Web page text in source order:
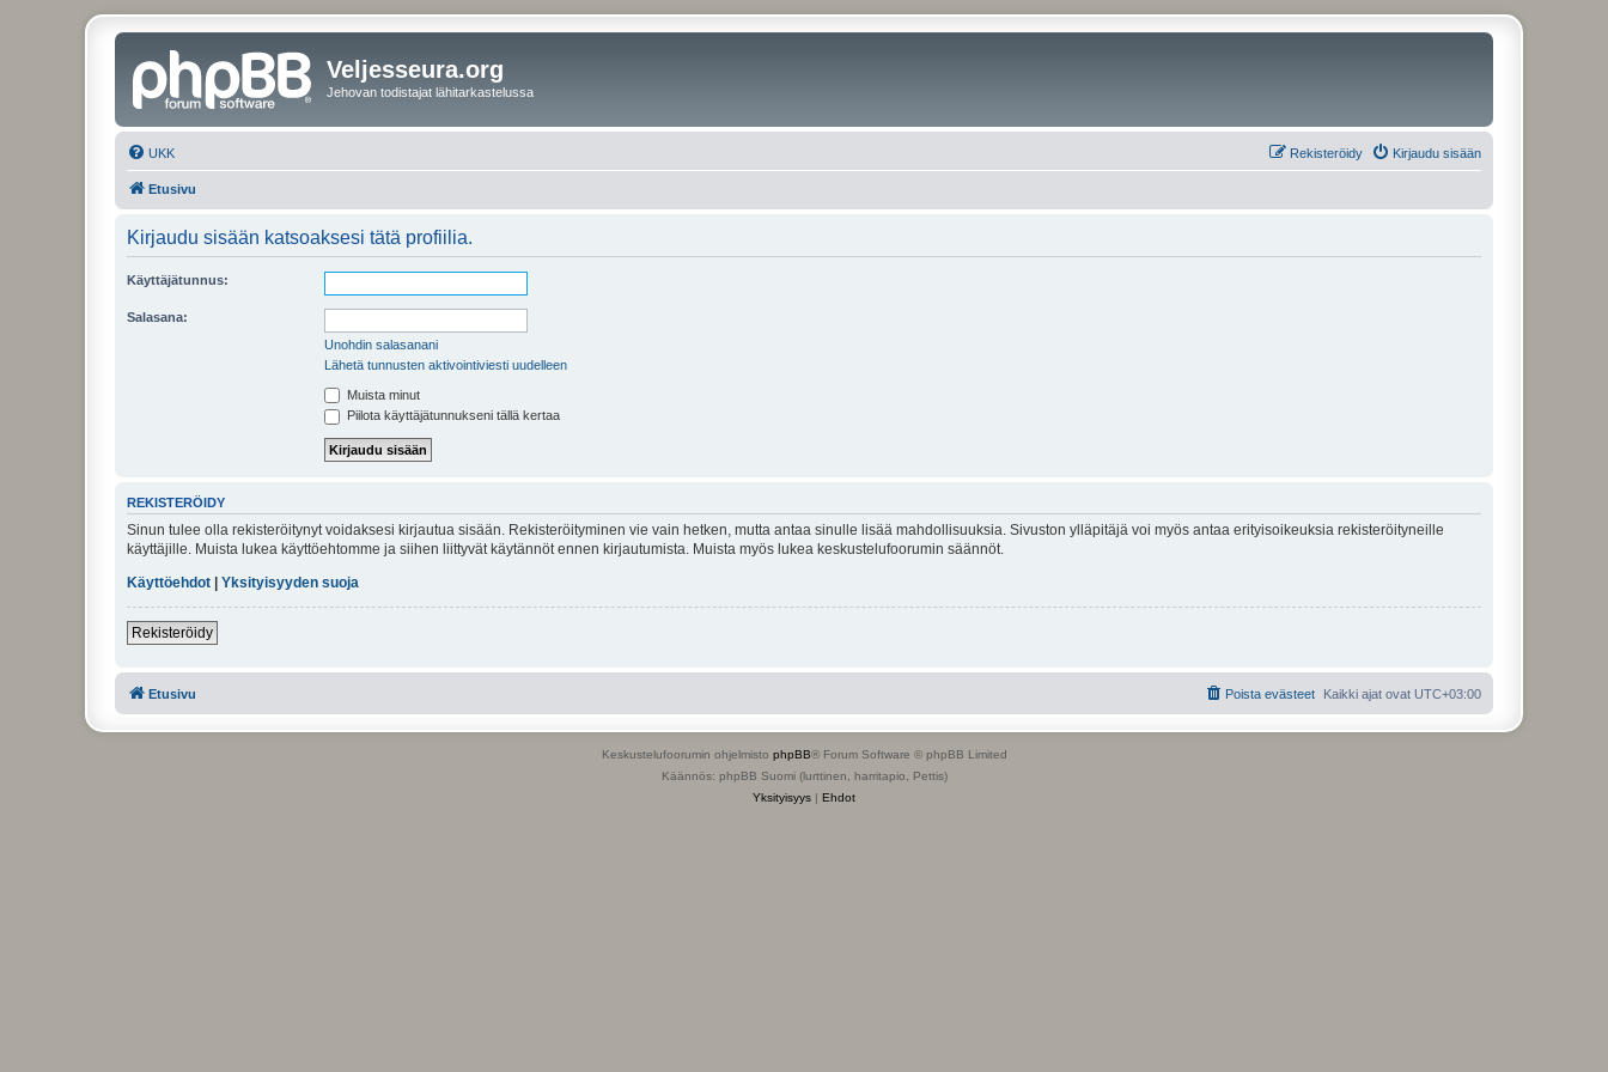
Veljesseura.org
Jehovan todistajat lähitarkastelussa
UKK Kirjaudu sisään
Rekisteröidy
Etusivu
Kirjaudu sisään katsoaksesi tätä profiilia.
Käyttäjätunnus:
Salasana:
Unohdin salasanani
Lähetä tunnusten aktivointiviesti uudelleen
Muista minut
Piilota käyttäjätunnukseni tällä kertaa
REKISTERÖIDY
Sinun tulee olla rekisteröitynyt voidaksesi kirjautua sisään. Rekisteröityminen vie vain hetken, mutta antaa sinulle lisää mahdollisuuksia. Sivuston ylläpitäjä voi myös antaa erityisoikeuksia rekisteröityneille
käyttäjille. Muista lukea käyttöehtomme ja siihen liittyvät käytännöt ennen kirjautumista. Muista myös lukea keskustelufoorumin säännöt.
Käyttöehdot
Yksityisyyden suoja
Rekisteröidy
Etusivu Kaikki ajat ovat UTC+03:00
Poista evästeet
Keskustelufoorumin ohjelmisto phpBB® Forum Software © phpBB Limited
Käännös: phpBB Suomi (lurttinen, harritapio, Pettis)
Yksityisyys | Ehdot